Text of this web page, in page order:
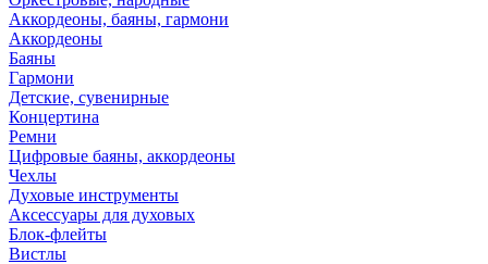
Аккордеоны, баяны, гармони
Аккордеоны
Баяны
Гармони
Детские, сувенирные
Концертина
Ремни
Цифровые баяны, аккордеоны
Чехлы
Духовые инструменты
Аксессуары для духовых
Блок-флейты
Вистлы